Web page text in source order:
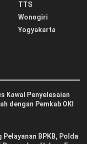
TTS
Wonogiri
Yogyakarta
Kawal Penyelesaian
dengan Pemkab OKI
BPKB, Polda